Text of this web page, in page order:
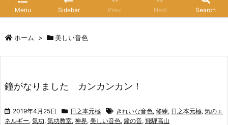
Menu Sidebar Prev Next Search
ホーム > 美しい音色
鐘がなりました カンカンカン！
2019年4月25日 日之本元極 きれいな音色, 修練, 日之本元極, 気のエ
ネルギー, 気功, 気功教室, 神界, 美しい音色, 鐘の音, 飛騨高山